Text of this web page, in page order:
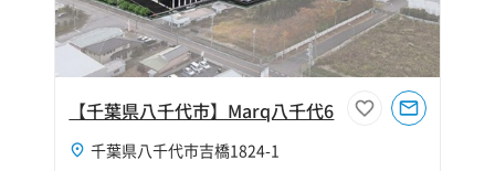
【千葉県八千代市】Marq八千代6
千葉県八千代市吉橋1824-1